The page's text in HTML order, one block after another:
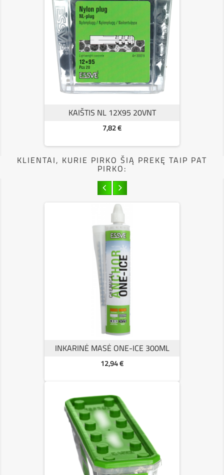
KAIŠTIS NL 12X95 20VNT
Kaina
7,82 €
KLIENTAI, KURIE PIRKO ŠIĄ PREKĘ TAIP PAT
PIRKO:
INKARINĖ MASĖ ONE-ICE 300ML
Kaina
12,94 €